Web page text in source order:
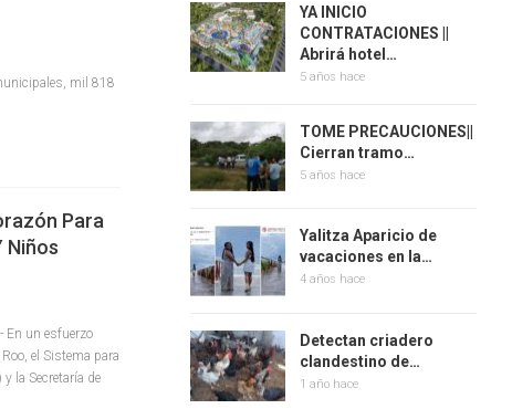
mil 818
Para
Niños
En un esfuerzo
el Sistema para
la Secretaría de
YA INICIO
CONTRATACIONES ||
Abrirá hotel…
5 años hace
TOME PRECAUCIONES||
Cierran tramo…
5 años hace
Yalitza Aparicio de
vacaciones en la…
4 años hace
Detectan criadero
clandestino de…
1 año hace